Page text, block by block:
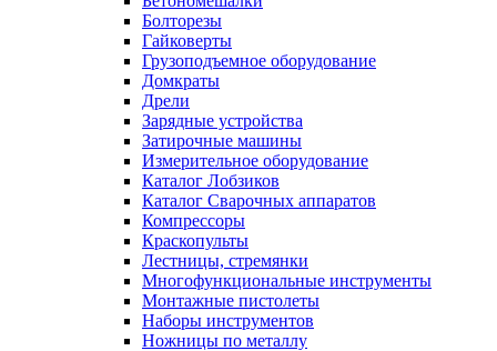
Болторезы
Гайковерты
Грузоподъемное оборудование
Домкраты
Дрели
Зарядные устройства
Затирочные машины
Измерительное оборудование
Каталог Лобзиков
Каталог Сварочных аппаратов
Компрессоры
Краскопульты
Лестницы, стремянки
Многофункциональные инструменты
Монтажные пистолеты
Наборы инструментов
Ножницы по металлу